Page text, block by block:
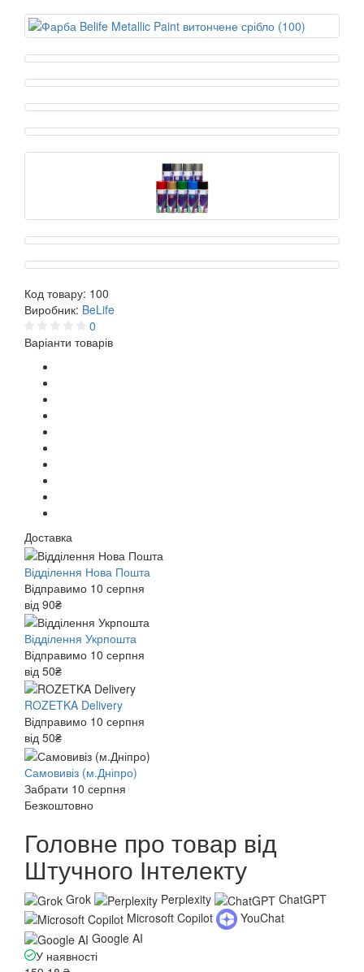
Код товару: 100
Виробник: BeLife
0
Варіанти товарів
Доставка
Відділення Нова Пошта
Відправимо 10 серпня
від 90₴
Відділення Укрпошта
Відправимо 10 серпня
від 50₴
ROZETKA Delivery
Відправимо 10 серпня
від 50₴
Самовивіз (м.Дніпро)
Забрати 10 серпня
Безкоштовно
Головне про товар від
Штучного Інтелекту
Grok Perplexity
ChatGPT
Microsoft Copilot
YouChat
Google AI
У наявності